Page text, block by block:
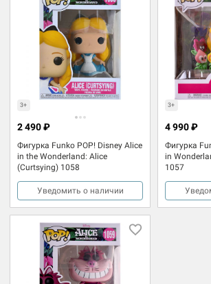
3+
Фигурка Funko POP! Disney Alice
in the Wonderland: Alice
(Curtsying) 1058
2 490 ₽
Уведомить о наличии
3+
Фигурка
in
1057
4 990 ₽